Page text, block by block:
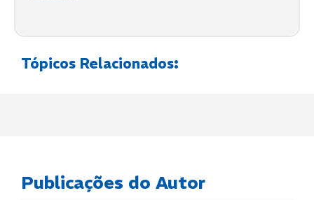
Tópicos Relacionados:
Publicações do Autor